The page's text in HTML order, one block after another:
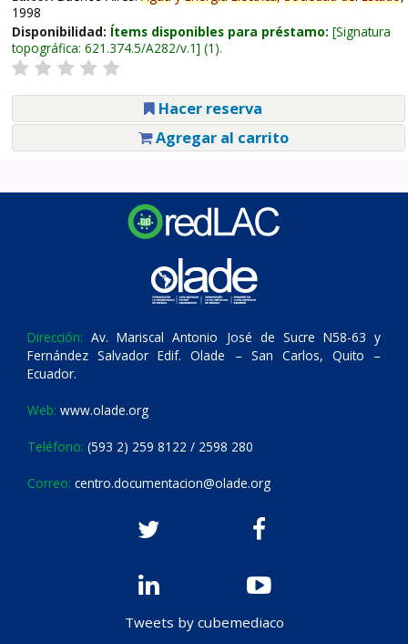
1998
Disponibilidad: Ítems disponibles para préstamo: Signatura
topográfica: 621.374.5/A282/v.1 (1).
Hacer reserva
Agregar al carrito
Dirección: Av. Mariscal Antonio José de Sucre N58-63 y
Fernández Salvador Edif. Olade – San Carlos, Quito –
Ecuador.
Web: www.olade.org
Teléfono: (593 2) 259 8122 / 2598 280
Correo: centro.documentacion@olade.org
Tweets by cubemediaco